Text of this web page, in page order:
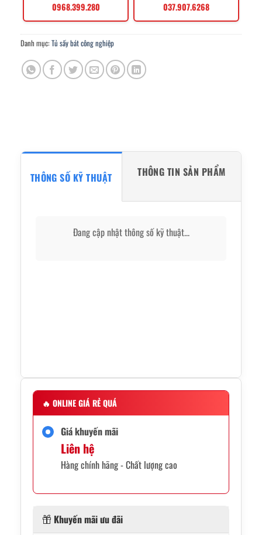
0968.399.280 037.907.6268
Danh mục: Tủ sấy bát công nghiệp
THÔNG SỐ KỸ THUẬT THÔNG TIN SẢN PHẨM
Đang cập nhật thông số kỹ thuật...
🔥 ONLINE GIÁ RẺ QUÁ
Giá khuyến mãi
Liên hệ
Hàng chính hãng - Chất lượng cao
Khuyến mãi ưu đãi